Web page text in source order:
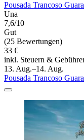
Pousada Trancoso
Una
7,6/10
Gut
(25 Bewertungen)
33 €
inkl. Steuern &
13. Aug.–14. Aug.
Pousada Trancoso